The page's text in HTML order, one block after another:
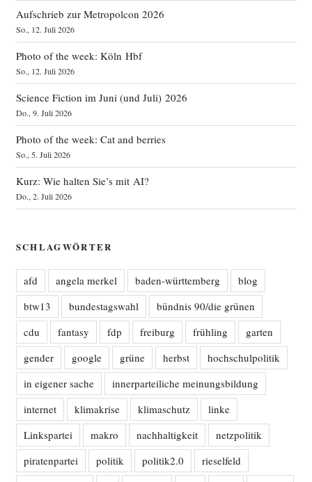
Aufschrieb zur Metropolcon 2026
So., 12. Juli 2026
Photo of the week: Köln Hbf
So., 12. Juli 2026
Science Fiction im Juni (und Juli) 2026
Do., 9. Juli 2026
Photo of the week: Cat and berries
So., 5. Juli 2026
Kurz: Wie halten Sie’s mit AI?
Do., 2. Juli 2026
SCHLAGWÖRTER
afd angela merkel baden-württemberg
blog
btw13
bundestagswahl
bündnis 90/die grünen
cdu
fantasy fdp freiburg frühling
garten
gender
google grüne herbst
hochschulpolitik
in eigener sache
innerparteiliche meinungsbildung
internet
klimakrise klimaschutz
linke
Linkspartei
makro nachhaltigkeit
netzpolitik
piratenpartei
politik politik2.0
rieselfeld